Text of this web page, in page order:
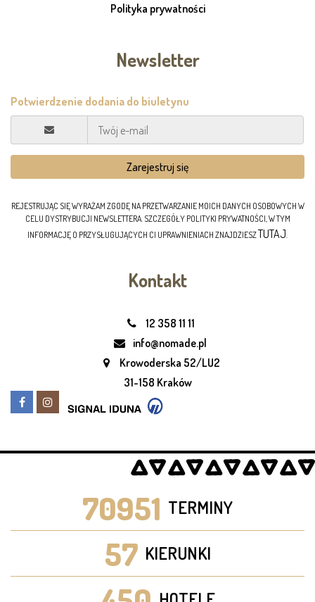
Polityka prywatności
Newsletter
REJESTRUJĄC SIĘ WYRAŻAM ZGODĘ NA PRZETWARZANIE MOICH DANYCH OSOBOWYCH W
CELU DYSTRYBUCJI NEWSLETTERA. SZCZEGÓŁY POLITYKI PRYWATNOŚCI, W TYM
INFORMACJĘ O PRZYSŁUGUJĄCYCH CI UPRAWNIENIACH ZNAJDZIESZTUTAJ.
Kontakt
12 358 11 11
info@nomade.pl
Krowoderska 52/LU2
31-158 Kraków
70951 TERMINY
57 KIERUNKI